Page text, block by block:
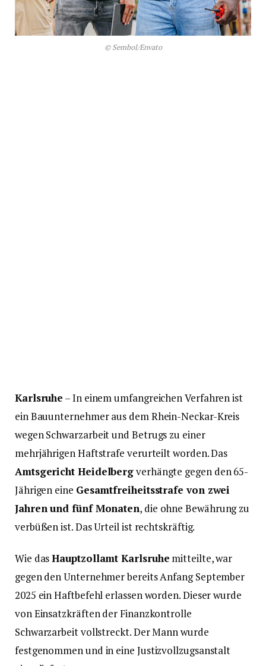
© Sembol/Envato
Karlsruhe – In einem umfangreichen Verfahren ist
ein Bauunternehmer aus dem Rhein-Neckar-Kreis
wegen Schwarzarbeit und Betrugs zu einer
mehrjährigen Haftstrafe verurteilt worden. Das
Amtsgericht Heidelbergverhängte gegen den 65-
Jährigen eine Gesamtfreiheitsstrafe von zwei
Jahren und fünf Monaten, die ohne Bewährung zu
verbüßen ist. Das Urteil ist rechtskräftig.
Wie dasHauptzollamt Karlsruhe mitteilte, war
gegen den Unternehmer bereits Anfang September
2025 ein Haftbefehl erlassen worden. Dieser wurde
von Einsatzkräften der Finanzkontrolle
Schwarzarbeit vollstreckt. Der Mann wurde
festgenommen und in eine Justizvollzugsanstalt